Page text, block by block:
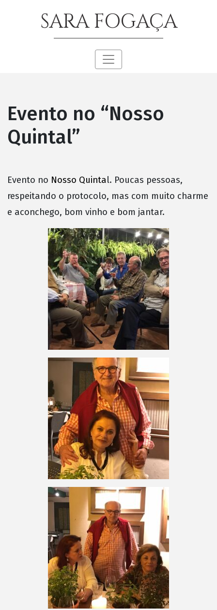
SARA FOGAÇA
Evento no “Nosso
Quintal”
Evento no Nosso Quintal. Poucas pessoas,
respeitando o protocolo, mas com muito charme
e aconchego, bom vinho e bom jantar.